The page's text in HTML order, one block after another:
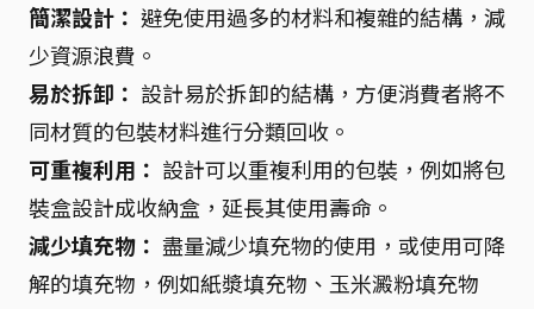
簡潔設計： 避免使用過多的材料和複雜的結構，減
少資源浪費。
易於拆卸： 設計易於拆卸的結構，方便消費者將不
同材質的包裝材料進行分類回收。
可重複利用： 設計可以重複利用的包裝，例如將包
裝盒設計成收納盒，延長其使用壽命。
減少填充物： 盡量減少填充物的使用，或使用可降
解的填充物，例如紙漿填充物、玉米澱粉填充物